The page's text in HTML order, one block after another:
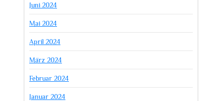
Juni 2024
Mai 2024
April 2024
März 2024
Februar 2024
Januar 2024